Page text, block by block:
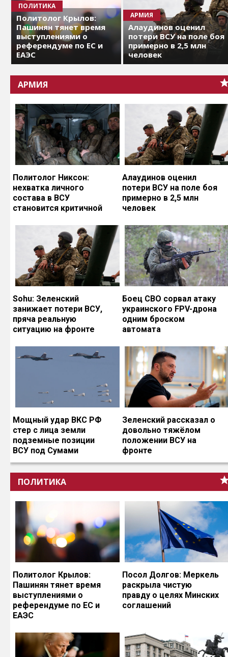
ПОЛИТИКА
Политолог Крылов:
Пашинян тянет время
выступлениями о
референдуме по ЕС и
ЕАЭС
АРМИЯ
Алаудинов оценил
потери ВСУ на поле боя
примерно в 2,5 млн
человек
АРМИЯ
Политолог Никсон:
нехватка личного
состава в ВСУ
становится критичной
Алаудинов оценил
потери ВСУ на поле боя
примерно в 2,5 млн
человек
Sohu: Зеленский
занижает потери ВСУ,
пряча реальную
ситуацию на фронте
Боец СВО сорвал атаку
украинского FPV-дрона
одним броском
автомата
Мощный удар ВКС РФ
стер с лица земли
подземные позиции
ВСУ под Сумами
Зеленский рассказал о
довольно тяжёлом
положении ВСУ на
фронте
ПОЛИТИКА
Политолог Крылов:
Пашинян тянет время
выступлениями о
референдуме по ЕС и
ЕАЭС
Посол Долгов: Меркель
раскрыла чистую
правду о целях Минских
соглашений